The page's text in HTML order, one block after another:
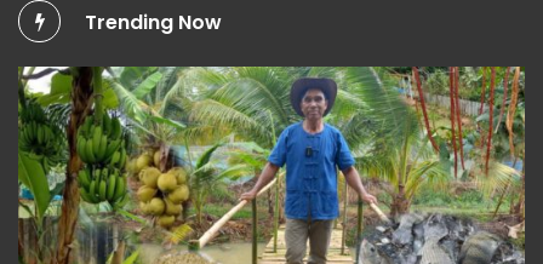
Trending Now